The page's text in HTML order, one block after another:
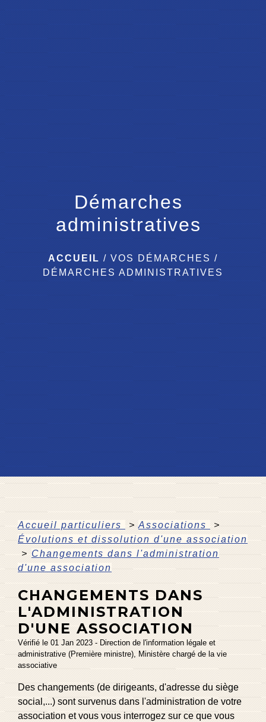
Démarches
administratives
ACCUEIL / VOS DÉMARCHES /
DÉMARCHES ADMINISTRATIVES
Accueil particuliers > Associations >
Évolutions et dissolution d'une association
> Changements dans l'administration
d'une association
CHANGEMENTS DANS
L'ADMINISTRATION
D'UNE ASSOCIATION
Vérifié le 01 Jan 2023 - Direction de l'information légale et
administrative (Première ministre), Ministère chargé de la vie
associative
Des changements (de dirigeants, d'adresse du siège
social,...) sont survenus dans l'administration de votre
association et vous vous interrogez sur ce que vous